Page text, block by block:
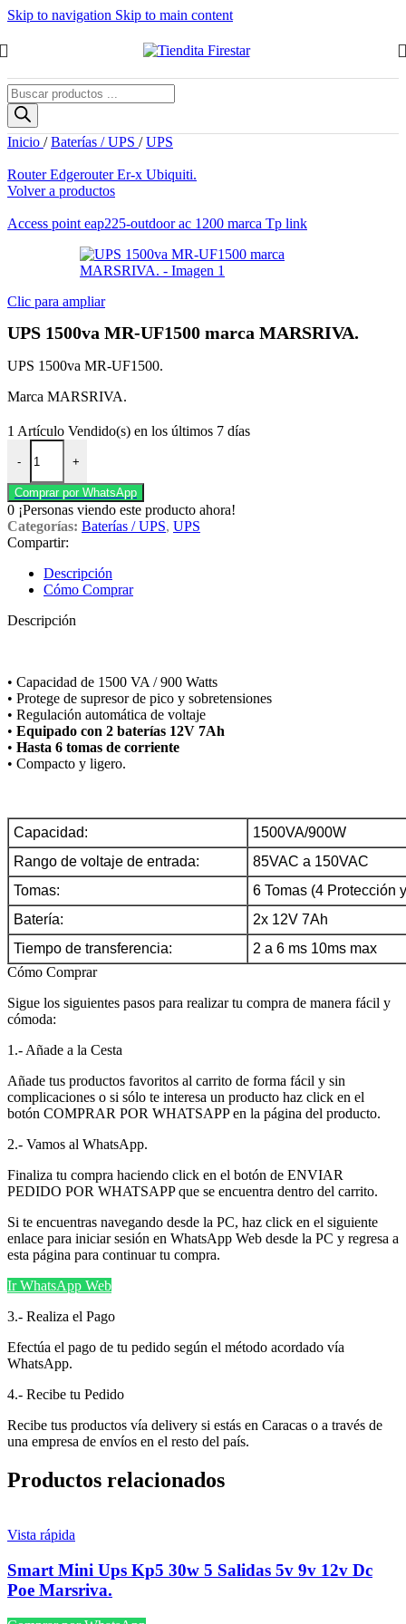
Skip to navigation Skip to main content
Búsqueda
de
productos
Inicio / Baterías / UPS / UPS
Router Edgerouter Er-x Ubiquiti.
Volver a productos
Access point eap225-outdoor ac 1200 marca Tp link
Clic para ampliar
UPS 1500va MR-UF1500 marca MARSRIVA.
UPS 1500va MR-UF1500.
Marca MARSRIVA.
1 Artículo Vendido(s) en los últimos 7 días
-
UPS 1500va MR-UF1500 marca MARSRIVA. cantidad
+
Comprar por WhatsApp
0 ¡Personas viendo este producto ahora!
Categorías: Baterías / UPS, UPS
Compartir:
Descripción
Cómo Comprar
Descripción
• Capacidad de 1500 VA / 900 Watts
• Protege de supresor de pico y sobretensiones
• Regulación automática de voltaje
• Equipado con 2 baterías 12V 7Ah
• Hasta 6 tomas de corriente
• Compacto y ligero.
Capacidad:
1500VA/900W
Rango de voltaje de entrada:
85VAC a 150VAC
Tomas:
6 Tomas (4 Protección
Batería:
2x 12V 7Ah
Tiempo de transferencia:
2 a 6 ms 10ms max
Cómo Comprar
Sigue los siguientes pasos para realizar tu compra de manera fácil y
cómoda:
1.- Añade a la Cesta
Añade tus productos favoritos al carrito de forma fácil y sin
complicaciones o si sólo te interesa un producto haz click en el
botón COMPRAR POR WHATSAPP en la página del producto.
2.- Vamos al WhatsApp.
Finaliza tu compra haciendo click en el botón de ENVIAR
PEDIDO POR WHATSAPP que se encuentra dentro del carrito.
Si te encuentras navegando desde la PC, haz click en el siguiente
enlace para iniciar sesión en WhatsApp Web desde la PC y regresa a
esta página para continuar tu compra.
Ir WhatsApp Web
3.- Realiza el Pago
Efectúa el pago de tu pedido según el método acordado vía
WhatsApp.
4.- Recibe tu Pedido
Recibe tus productos vía delivery si estás en Caracas o a través de
una empresa de envíos en el resto del país.
Productos relacionados
Vista rápida
Smart Mini Ups Kp5 30w 5 Salidas 5v 9v 12v Dc
Poe Marsriva.